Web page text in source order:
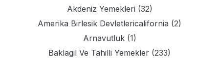
Akdeniz Yemekleri (32)
Amerika Birlesik Devletlericalifornia (2)
Arnavutluk(1)
Baklagil Ve Tahilli Yemekler (233)